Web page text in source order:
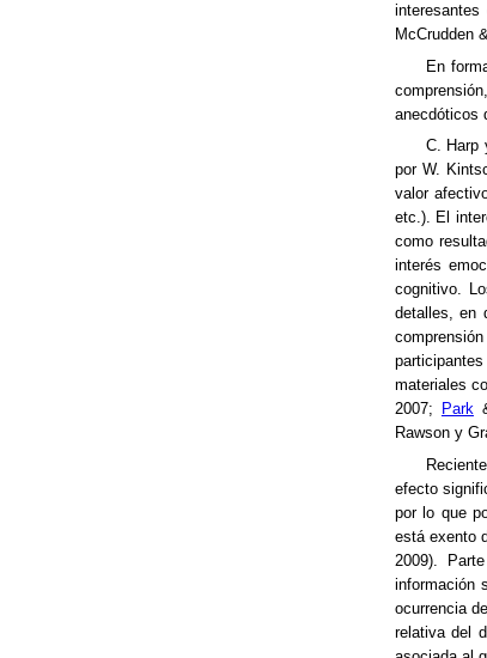
McCrudden
En
anecdóticos
C. Harp
por W.
valor
etc.). El
como
interés
cognitivo.
detalles, en
materiales
2007;
Park
Rawson y
efecto
por lo que
está exento
2009).
información
ocurrencia
relativa del